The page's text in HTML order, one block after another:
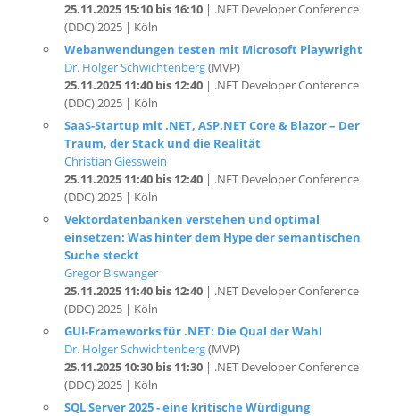
Webanwendungen testen mit Microsoft Playwright
Dr. Holger Schwichtenberg
25.11.2025 11:40 bis 12:40| .NET Developer Conference
(DDC) 2025 | Köln
SaaS-Startup mit .NET, ASP.NET Core & Blazor – Der
Traum, der Stack und die Realität
Christian Giesswein
25.11.2025 11:40 bis 12:40| .NET Developer Conference
(DDC) 2025 | Köln
Vektordatenbanken verstehen und optimal
einsetzen: Was hinter dem Hype der semantischen
Suche steckt
Gregor Biswanger
25.11.2025 11:40 bis 12:40
(DDC) 2025 | Köln
GUI-Frameworks für .NET: Die Qual der Wahl
Dr. Holger Schwichtenberg
25.11.2025 10:30 bis 11:30| .NET Developer Conference
(DDC) 2025 | Köln
SQL Server 2025 - eine kritische Würdigung
Thorsten Kansy
25.11.2025 10:30 bis 11:30| .NET Developer Conference